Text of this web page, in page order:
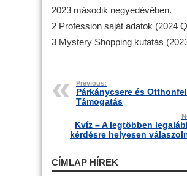
2023 második negyedévében.
2 Profession saját adatok (2024
3 Mystery Shopping kutatás
Previous:
Párkánycsere és
Támogatás
Kvíz – A legtöbben
kérdésre helyesen
CÍMLAP HÍREK